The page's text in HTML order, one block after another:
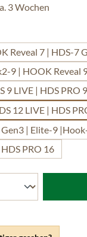
3 Wochen
Reveal 7 | HDS-
9 | HOOK Reveal
9 LIVE | HDS PRO 9
12 LIVE | HDS
Gen3 | Elite-9
PRO 16